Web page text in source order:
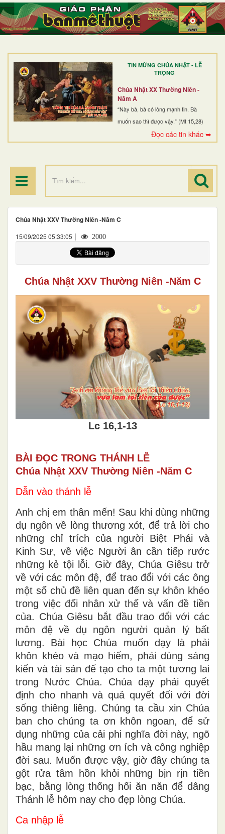
TIN MỪNG CHÚA NHẬT - LỄ
TRỌNG
Chúa Nhật XX Thường Niên -
Năm A
“Này bà, bà có lòng mạnh tin. Bà
muốn sao thì được vậy.” (Mt 15,28)
Đọc các tin khác ➥
TRANG NHẤT
GIỚI THIỆU
DÒNG TU
BAN MỤC VỤ
ĐOÀN THỂ CG
Chúa Nhật XXV Thường Niên -Năm C
15/09/2025 05:33:05 | 2000
Chúa Nhật XXV Thường Niên -Năm C
Lc 16,1-13
BÀI ĐỌC TRONG THÁNH LỄ
Chúa Nhật XXV Thường Niên -Năm C
Dẫn vào thánh lễ
Anh chị em thân mến! Sau khi dùng những
dụ ngôn về lòng thương xót, để trả lời cho
những chỉ trích của người Biệt Phái và
Kinh Sư, về việc Người ân cần tiếp rước
những kẻ tội lỗi. Giờ đây, Chúa Giêsu trở
về với các môn đệ, để trao đổi với các ông
một số chủ đề liên quan đến sự khôn khéo
trong việc đối nhân xử thế và vấn đề tiền
của. Chúa Giêsu bắt đầu trao đổi với các
môn đệ về dụ ngôn người quản lý bất
lương. Bài học Chúa muốn dạy là phải
khôn khéo và mạo hiểm, phải dùng sáng
kiến và tài sản để tạo cho ta một tương lai
trong Nước Chúa. Chúa dạy phải quyết
định cho nhanh và quả quyết đối với đời
sống thiêng liêng. Chúng ta cầu xin Chúa
ban cho chúng ta ơn khôn ngoan, để sử
dụng những của cải phi nghĩa đời này, ngõ
hầu mang lại những ơn ích và công nghiệp
đời sau. Muốn được vậy, giờ đây chúng ta
gột rửa tâm hồn khỏi những bịn rịn tiền
bạc, bằng lòng thống hối ăn năn để dâng
Thánh lễ hôm nay cho đẹp lòng Chúa.
Ca nhập lễ